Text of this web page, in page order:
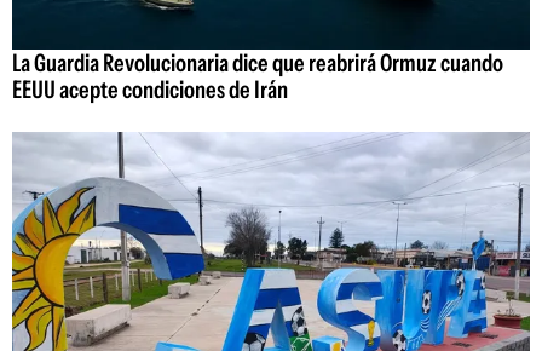
La Guardia Revolucionaria dice que reabrirá Ormuz cuando
EEUU acepte condiciones de Irán